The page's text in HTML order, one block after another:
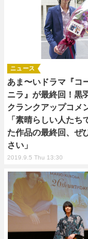
あま〜いドラマ『コ
ニラ』が最終回！黒
クランクアップコメ
「素晴らしい人たち
た作品の最終回、ぜ
さい」
ニュース
2019.9.5 Thu 13:30